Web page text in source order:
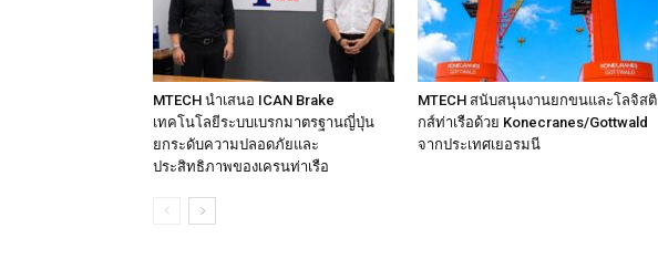
MTECH นำเสนอ ICAN Brake
เทคโนโลยีระบบเบรกมาตรฐานญี่ปุ่น
ยกระดับความปลอดภัยและ
ประสิทธิภาพของเครนท่าเรือ
MTECH สนับสนุนงานยกขนและโลจิสติ
กส์ท่าเรือด้วย Konecranes/Gottwald
จากประเทศเยอรมนี